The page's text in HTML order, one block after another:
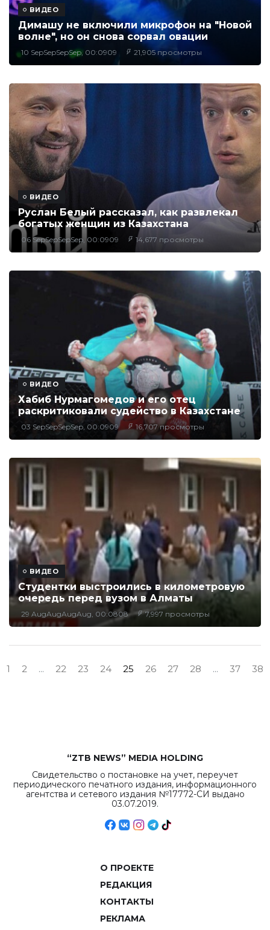
ВИДЕО
Димашу не включили микрофон на "Новой
волне", но он снова сорвал овации
10 SepSepSepSep, 00:0909 21,905 просмотры
ВИДЕО
Руслан Белый рассказал, как развлекал
богатых женщин из Казахстана
06 SepSepSepSep, 00:0909 14,677 просмотры
ВИДЕО
Хабиб Нурмагомедов и его отец
раскритиковали судейство в Казахстане
03 SepSepSepSep, 00:0909 16,707 просмотры
ВИДЕО
Студентки выстроились в километровую
очередь перед вузом в Алматы
29 AugAugAugAug, 00:0808 7,997 просмотры
1 2 ... 22 23 24 25 26 27 28 ... 37 38
“ZTB NEWS” MEDIA HOLDING
Свидетельство о постановке на учет, переучет
периодического печатного издания, информационного
агентства и сетевого издания №17772-СИ выдано
03.07.2019.
О ПРОЕКТЕ
РЕДАКЦИЯ
КОНТАКТЫ
РЕКЛАМА